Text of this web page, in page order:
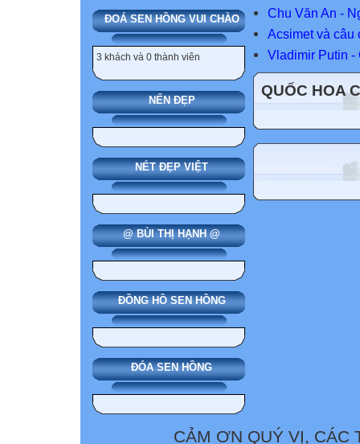
ĐOÁ SEN HỒNG VUI CHÀO
3 khách và 0 thành viên
NẾN ĐẸP
NÉT ĐẸP VIỆT
@ BÙI THỊ HẠNH @
ĐỒNG HỒ SEN HỒNG
ĐÓA SEN HỒNG
Chu Văn An -
Acsimet và
Vladimir Putin -
QUỐC HOA
CẢM ƠN QUÝ VỊ, CÁC